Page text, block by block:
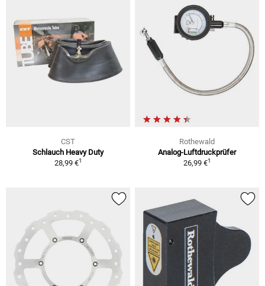
CST
Schlauch Heavy Duty
28,99 €1
Rothewald
Analog-Luftdruckprüfer
26,99 €1